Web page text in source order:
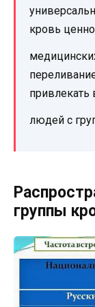
кровь
привлекать
людей с
группы